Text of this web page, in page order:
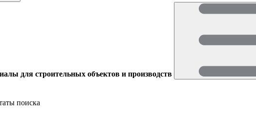
для строительных объектов и производств
поиска